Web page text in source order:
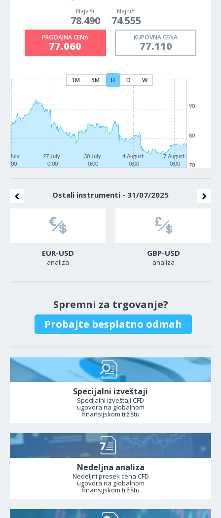
Najviši
78.490
Najniži
74.555
PRODAJNA CENA
77.060
KUPOVNA CENA
77.110
1M 5M H D W
22 July
0:00
27 July
0:00
30 July
0:00
4 August
0:00
7 August
0:00
70
80
90
Ostali instrumenti - 31/07/2025
EUR-USD
analiza
GBP-USD
analiza
Spremni za trgovanje?
Probajte besplatno odmah
Specijalni izveštaji
Specijalni izveštaji CFD
ugovora na globalnom
finansijskom tržištu
Nedeljna analiza
Nedeljni presek cena CFD
ugovora na globalnom
finansijskom tržištu